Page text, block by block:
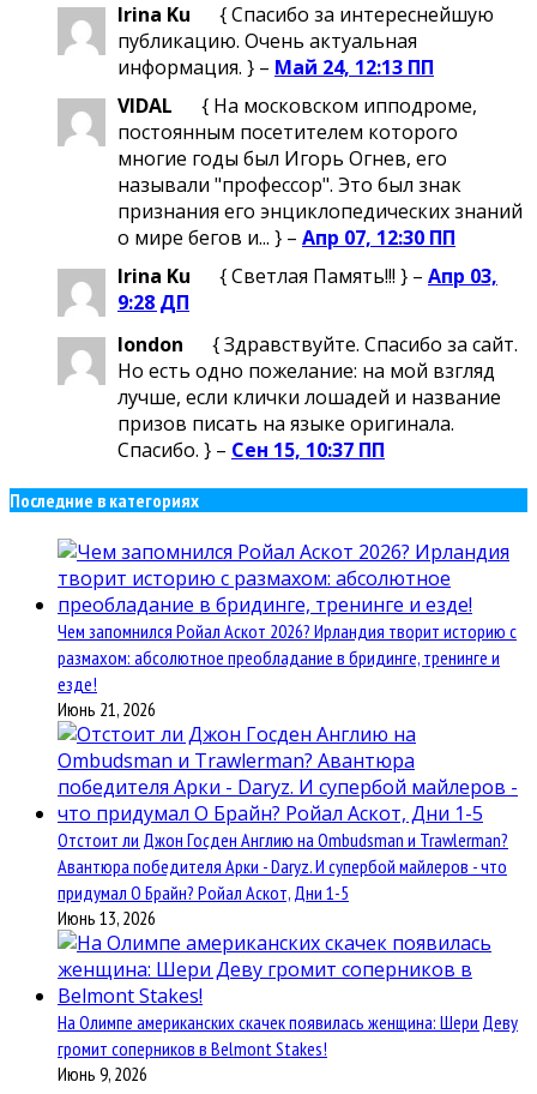
Irina Ku
{ Спасибо за интереснейшую
публикацию. Очень актуальная
информация. } – Май 24, 12:13 ПП
VIDAL
{ На московском ипподроме,
постоянным посетителем которого
многие годы был Игорь Огнев, его
называли "профессор". Это был знак
признания его энциклопедических знаний
о мире бегов и... } – Апр 07, 12:30 ПП
Irina Ku
{ Светлая Память!!! } – Апр 03,
9:28 ДП
london
{ Здравствуйте. Спасибо за сайт.
Но есть одно пожелание: на мой взгляд
лучше, если клички лошадей и название
призов писать на языке оригинала.
Спасибо. } – Сен 15, 10:37 ПП
Последние в категориях
Чем запомнился Ройал Аскот 2026? Ирландия творит историю с
размахом: абсолютное преобладание в бридинге, тренинге и
езде!
Июнь 21, 2026
Отстоит ли Джон Госден Англию на Ombudsman и Trawlerman?
Авантюра победителя Арки - Daryz. И супербой майлеров - что
придумал О Брайн? Ройал Аскот, Дни 1-5
Июнь 13, 2026
На Олимпе американских скачек появилась женщина: Шери Деву
громит соперников в Belmont Stakes!
Июнь 9, 2026